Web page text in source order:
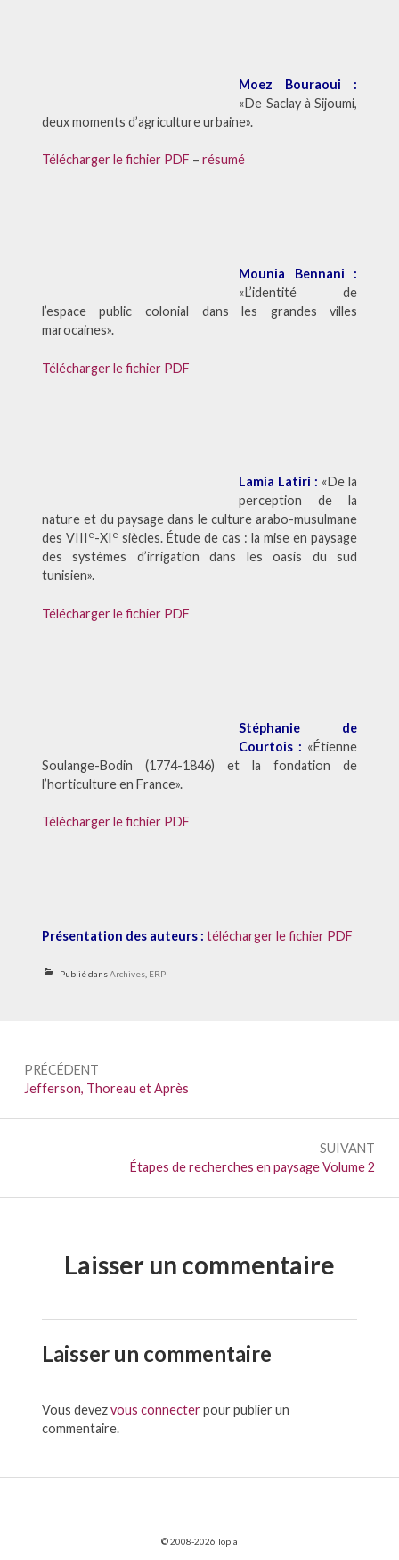
Moez Bouraoui :
«De Saclay à Sijoumi,
deux moments d’agriculture urbaine».
Télécharger le fichier PDF – résumé
Mounia Bennani :
«L’identité de
l’espace public colonial dans les grandes villes
marocaines».
Télécharger le fichier PDF
Lamia Latiri : «De la
perception de la
nature et du paysage dans le culture arabo-musulmane
des VIII
e-XI e siècles. Étude de cas : la mise en paysage
des systèmes d’irrigation dans les oasis du sud
tunisien».
Télécharger le fichier PDF
Stéphanie de
Courtois : «Étienne
Soulange-Bodin (1774-1846) et la fondation de
l’horticulture en France».
Télécharger le fichier PDF
Présentation des auteurs : télécharger le fichier PDF
Publié dansArchives, ERP
Navigation
de
l’article
PRÉCÉDENT
Précédent :
Jefferson, Thoreau et Après
SUIVANT
Suivant :
Étapes de recherches en paysage Volume 2
Laisser un commentaire
Laisser un commentaire
Vous devezvous connecterpour publier un
commentaire.
© 2008-2026 Topia